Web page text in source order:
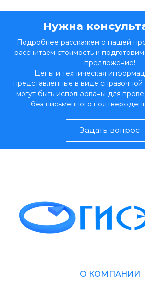
Нужна
Подробнее расскажем о нашей
рассчитаем стоимость и
предложение!
Цены и техническая
представленные в виде
могут быть использованы для
без письменного
Задать вопрос
О КОМПАНИИ